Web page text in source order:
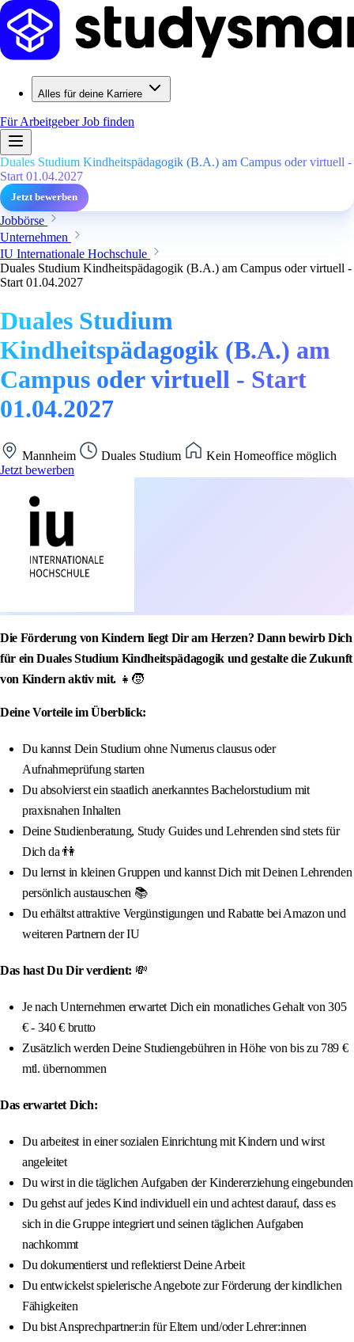
Alles für deine Karriere
Für ArbeitgeberJob finden
Duales Studium Kindheitspädagogik (B.A.) am Campus oder virtuell -
Start 01.04.2027
Jetzt bewerben
Jobbörse
Unternehmen
IU Internationale Hochschule
Duales Studium Kindheitspädagogik (B.A.) am Campus oder virtuell -
Start 01.04.2027
Duales Studium
Kindheitspädagogik (B.A.) am
Campus oder virtuell - Start
01.04.2027
Mannheim Duales Studium
Kein Homeoffice möglich
Jetzt bewerben
Die Förderung von Kindern liegt Dir am Herzen? Dann bewirb Dich
für ein Duales Studium Kindheitspädagogik und gestalte die Zukunft
von Kindern aktiv mit. 👧🧒
Deine Vorteile im Überblick:
Du kannst Dein Studium ohne Numerus clausus oder
Aufnahmeprüfung starten
Du absolvierst ein staatlich anerkanntes Bachelorstudium mit
praxisnahen Inhalten
Deine Studienberatung, Study Guides und Lehrenden sind stets für
Dich da 👫
Du lernst in kleinen Gruppen und kannst Dich mit Deinen Lehrenden
persönlich austauschen 📚
Du erhältst attraktive Vergünstigungen und Rabatte bei Amazon und
weiteren Partnern der IU
Das hast Du Dir verdient: 💸
Je nach Unternehmen erwartet Dich ein monatliches Gehalt von 305
€ - 340 € brutto
Zusätzlich werden Deine Studiengebühren in Höhe von bis zu 789 €
mtl. übernommen
Das erwartet Dich:
Du arbeitest in einer sozialen Einrichtung mit Kindern und wirst
angeleitet
Du wirst in die täglichen Aufgaben der Kindererziehung eingebunden
Du gehst auf jedes Kind individuell ein und achtest darauf, dass es
sich in die Gruppe integriert und seinen täglichen Aufgaben
nachkommt
Du dokumentierst und reflektierst Deine Arbeit
Du entwickelst spielerische Angebote zur Förderung der kindlichen
Fähigkeiten
Du bist Ansprechpartner:in für Eltern und/oder Lehrer:innen